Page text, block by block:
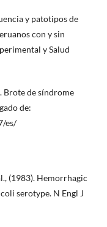
y patotipos de
con y sin
y Salud
Brote de síndrome
de:
es/
(1983). Hemorrhagic
serotype. N Engl J